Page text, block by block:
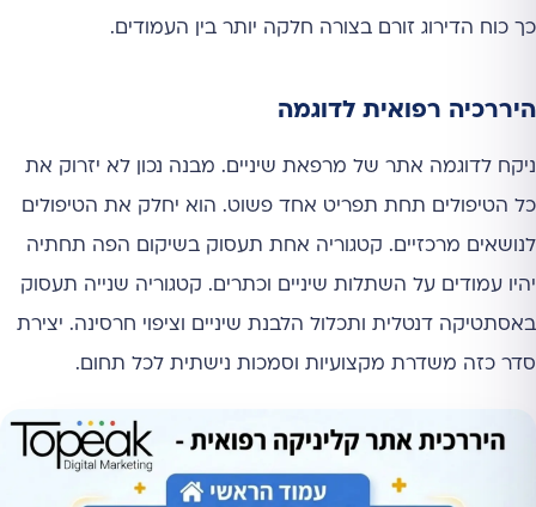
כך כוח הדירוג זורם בצורה חלקה יותר בין העמודים.
היררכיה רפואית לדוגמה
ניקח לדוגמה אתר של מרפאת שיניים. מבנה נכון לא יזרוק את
כל הטיפולים תחת תפריט אחד פשוט. הוא יחלק את הטיפולים
לנושאים מרכזיים. קטגוריה אחת תעסוק בשיקום הפה תחתיה
יהיו עמודים על השתלות שיניים וכתרים. קטגוריה שנייה תעסוק
באסתטיקה דנטלית ותכלול הלבנת שיניים וציפוי חרסינה. יצירת
סדר כזה משדרת מקצועיות וסמכות נישתית לכל תחום.